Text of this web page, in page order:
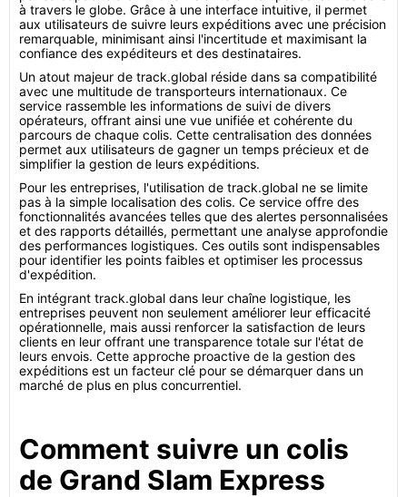
à travers le globe. Grâce à une interface intuitive, il permet
aux utilisateurs de suivre leurs expéditions avec une précision
remarquable, minimisant ainsi l'incertitude et maximisant la
confiance des expéditeurs et des destinataires.
Un atout majeur de track.global réside dans sa compatibilité
avec une multitude de transporteurs internationaux. Ce
service rassemble les informations de suivi de divers
opérateurs, offrant ainsi une vue unifiée et cohérente du
parcours de chaque colis. Cette centralisation des données
permet aux utilisateurs de gagner un temps précieux et de
simplifier la gestion de leurs expéditions.
Pour les entreprises, l'utilisation de track.global ne se limite
pas à la simple localisation des colis. Ce service offre des
fonctionnalités avancées telles que des alertes personnalisées
et des rapports détaillés, permettant une analyse approfondie
des performances logistiques. Ces outils sont indispensables
pour identifier les points faibles et optimiser les processus
d'expédition.
En intégrant track.global dans leur chaîne logistique, les
entreprises peuvent non seulement améliorer leur efficacité
opérationnelle, mais aussi renforcer la satisfaction de leurs
clients en leur offrant une transparence totale sur l'état de
leurs envois. Cette approche proactive de la gestion des
expéditions est un facteur clé pour se démarquer dans un
marché de plus en plus concurrentiel.
Comment suivre un colis
de Grand Slam Express